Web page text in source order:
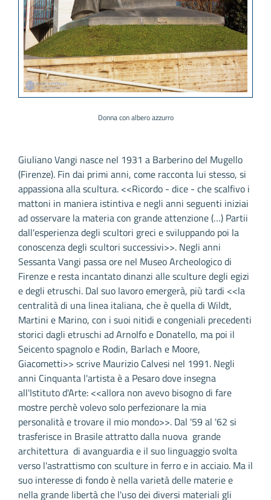
Donna con albero azzurro
Giuliano Vangi nasce nel 1931 a Barberino del Mugello
(Firenze). Fin dai primi anni, come racconta lui stesso, si
appassiona alla scultura. <<Ricordo - dice - che scalfivo i
mattoni in maniera istintiva e negli anni seguenti iniziai
ad osservare la materia con grande attenzione (…) Partii
dall'esperienza degli scultori greci e sviluppando poi la
conoscenza degli scultori successivi>>. Negli anni
Sessanta Vangi passa ore nel Museo Archeologico di
Firenze e resta incantato dinanzi alle sculture degli egizi
e degli etruschi. Dal suo lavoro emergerà, più tardi <<la
centralità di una linea italiana, che è quella di Wildt,
Martini e Marino, con i suoi nitidi e congeniali precedenti
storici dagli etruschi ad Arnolfo e Donatello, ma poi il
Seicento spagnolo e Rodin, Barlach e Moore,
Giacometti>> scrive Maurizio Calvesi nel 1991. Negli
anni Cinquanta l'artista è a Pesaro dove insegna
all'Istituto d'Arte: <<allora non avevo bisogno di fare
mostre perchè volevo solo perfezionare la mia
personalità e trovare il mio mondo>>. Dal '59 al '62 si
trasferisce in Brasile attratto dalla nuova grande
architettura di avanguardia e il suo linguaggio svolta
verso l'astrattismo con sculture in ferro e in acciaio. Ma il
suo interesse di fondo è nella varietà delle materie e
nella grande libertà che l'uso dei diversi materiali gli